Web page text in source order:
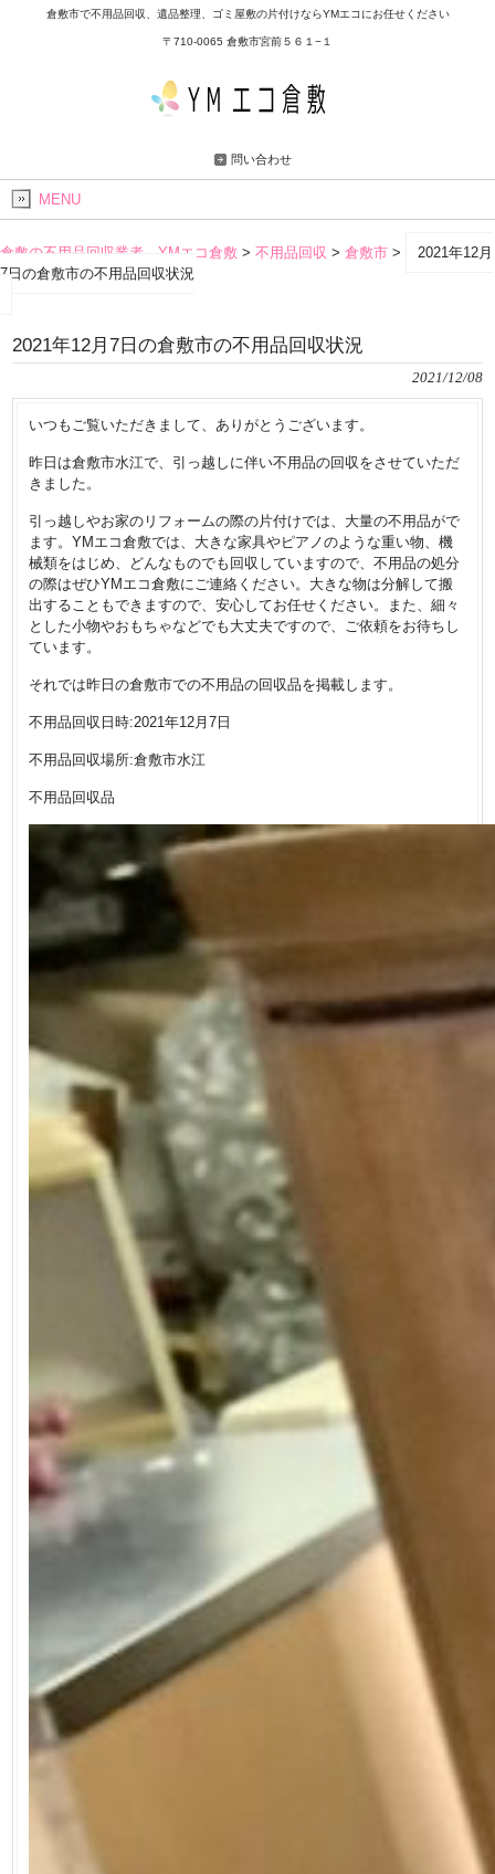
倉敷市で不用品回収、遺品整理、ゴミ屋敷の片付けならYMエコにお任せください
〒710-0065 倉敷市宮前５６１−１
問い合わせ
MENU
倉敷の不用品回収業者 YMエコ倉敷 > 不用品回収 > 倉敷市 >
2021年12月
7日の倉敷市の不用品回収状況
2021年12月7日の倉敷市の不用品回収状況
2021/12/08
いつもご覧いただきまして、ありがとうございます。
昨日は倉敷市水江で、引っ越しに伴い不用品の回収をさせていただ
きました。
引っ越しやお家のリフォームの際の片付けでは、大量の不用品がで
ます。YMエコ倉敷では、大きな家具やピアノのような重い物、機
械類をはじめ、どんなものでも回収していますので、不用品の処分
の際はぜひYMエコ倉敷にご連絡ください。大きな物は分解して搬
出することもできますので、安心してお任せください。また、細々
とした小物やおもちゃなどでも大丈夫ですので、ご依頼をお待ちし
ています。
それでは昨日の倉敷市での不用品の回収品を掲載します。
不用品回収日時:2021年12月7日
不用品回収場所:倉敷市水江
不用品回収品